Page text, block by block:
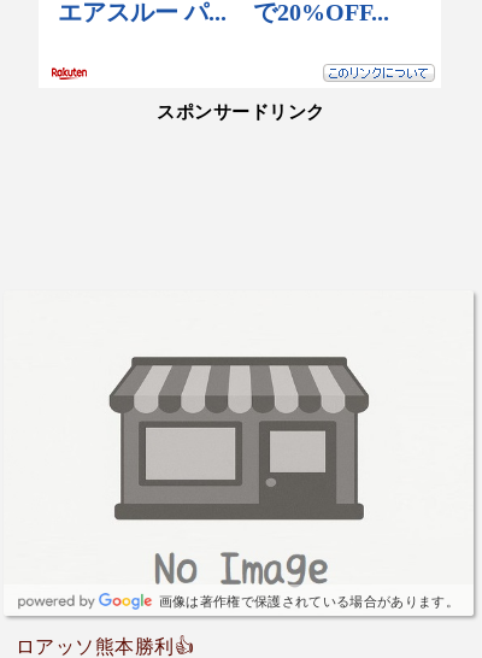
スポンサードリンク
画像は著作権で保護されている場合があります。
ロアッソ熊本勝利👍